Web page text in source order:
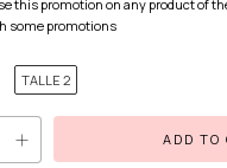
this promotion on any product of
some promotions
TALLE 2